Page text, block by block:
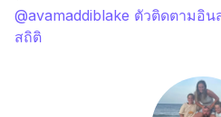
@avamaddiblake ตัวติดตามอิน
สถิติ